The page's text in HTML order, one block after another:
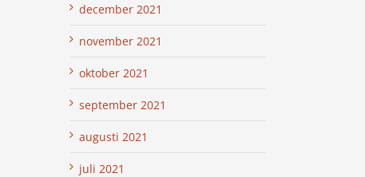
december 2021
november 2021
oktober 2021
september 2021
augusti 2021
juli 2021